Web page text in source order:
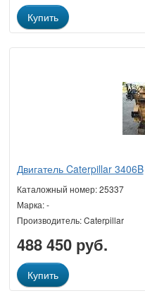
Купить
Двигатель Caterpillar 3406B
Каталожный номер: 25337
Марка: -
Производитель: Caterpillar
488 450 руб.
Купить